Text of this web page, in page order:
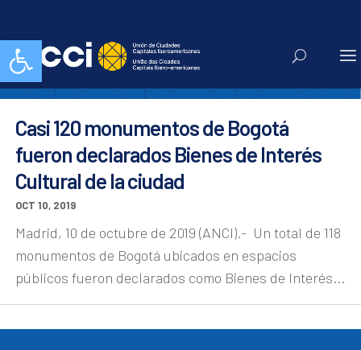
Abrir barra de herramientasidpc
Casi 120 monumentos de Bogotá
fueron declarados Bienes de Interés
Cultural de la ciudad
OCT 10, 2019
Madrid, 10 de octubre de 2019 (ANCI).- Un total de 118
monumentos de Bogotá ubicados en espacios
públicos fueron declarados como Bienes de Interés...